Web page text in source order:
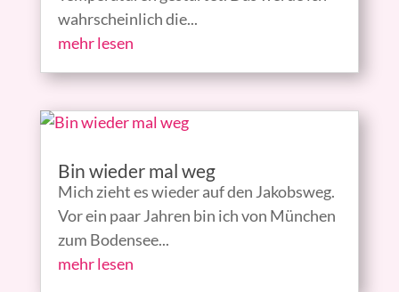
wahrscheinlich die...
mehr lesen
Bin wieder mal weg
Mich zieht es wieder auf den Jakobsweg.
Vor ein paar Jahren bin ich von München
zum Bodensee...
mehr lesen